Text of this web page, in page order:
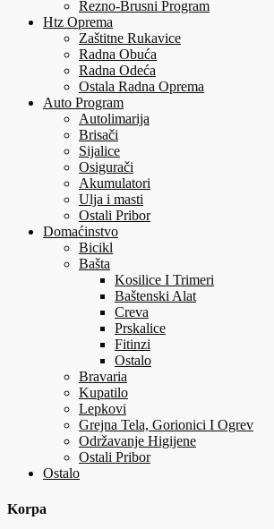
Rezno-Brusni Program
Htz Oprema
Zaštitne Rukavice
Radna Obuća
Radna Odeća
Ostala Radna Oprema
Auto Program
Autolimarija
Brisači
Sijalice
Osigurači
Akumulatori
Ulja i masti
Ostali Pribor
Domaćinstvo
Bicikl
Bašta
Kosilice I Trimeri
Baštenski Alat
Creva
Prskalice
Fitinzi
Ostalo
Bravaria
Kupatilo
Lepkovi
Grejna Tela, Gorionici I Ogrev
Održavanje Higijene
Ostali Pribor
Ostalo
Korpa